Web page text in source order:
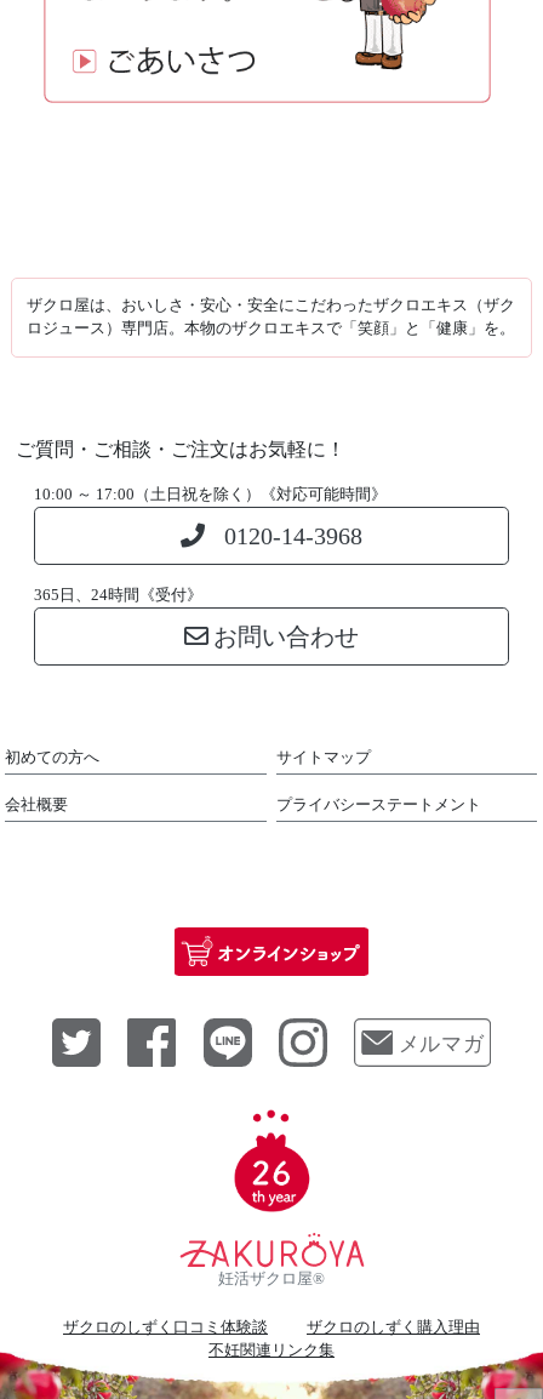
ザクロ屋は、おいしさ・安心・安全にこだわったザクロエキス（ザク
ロジュース）専門店。本物のザクロエキスで「笑顔」と「健康」を。
ご質問・ご相談・ご注文はお気軽に！
10:00 ～ 17:00（土日祝を除く）《対応可能時間》
0120-14-3968
365日、24時間《受付》
お問い合わせ
初めての方へ サイトマップ
会社概要 プライバシーステートメント
妊活ザクロ屋®
ザクロのしずく口コミ体験談
ザクロのしずく購入理由
不妊関連リンク集